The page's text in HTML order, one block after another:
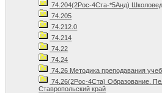
74.204(2Рос-4Ста-*5Анд)
74.205
74.212.0
74.214
74.22
74.24
74.26 Методика преподавания
74.26(2Рос-4Ста) Образование.
Ставропольский край